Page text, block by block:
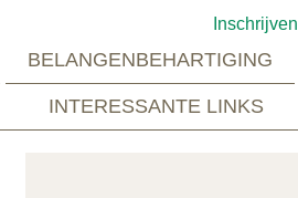
Inschrijven
BELANGENBEHARTIGING
INTERESSANTE LINKS